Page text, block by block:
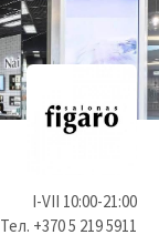
I-VII 10:00-21:00
Тел. +370 5 219 5911